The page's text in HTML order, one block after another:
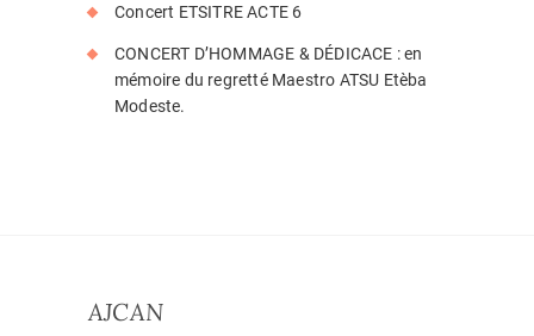
Concert ETSITRE ACTE 6
CONCERT D’HOMMAGE & DÉDICACE : en
mémoire du regretté Maestro ATSU Etèba
Modeste.
AJCAN